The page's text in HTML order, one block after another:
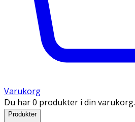
Varukorg
Du har 0 produkter i din varukorg.
Produkter